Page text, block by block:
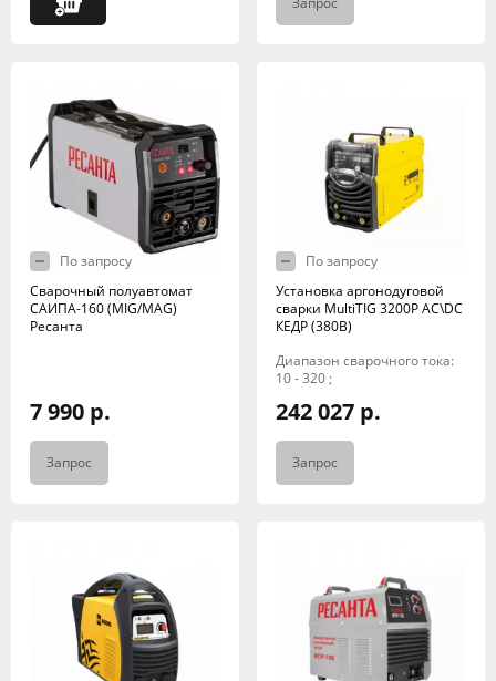
По запросу
Сварочный полуавтомат
САИПА-160 (MIG/MAG)
Ресанта
7 990 р.
Запрос
По запросу
Установка аргонодуговой
сварки MultiTIG 3200P AC\DC
КЕДР (380В)
Диапазон сварочного тока:
10 - 320 ;
242 027 р.
Запрос